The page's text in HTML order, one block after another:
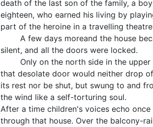
death of the last son of the family, a
eighteen, who earned his living by
part of the heroine in a travelling
A few days moreand the house
silent, and all the doors were locked.
Only on the north side in the upper
that desolate door would neither drop
its rest nor be shut, but swung to and
the wind like a self-torturing soul.
After a time children's voices echo once
through that house. Over the balcony-